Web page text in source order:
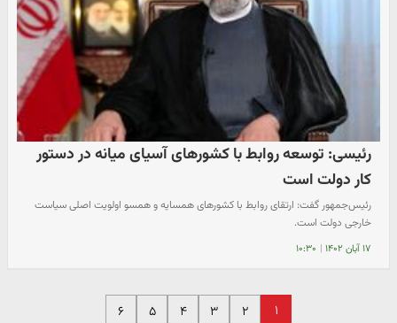
رئیسی: توسعه روابط با کشورهای آسیای میانه در دستور
کار دولت است
رئیس‌جمهور گفت: ارتقای روابط با کشورهای همسایه و همسو اولویت اصلی سیاست
خارجی دولت است.
۱۷ آبان ۱۴۰۲ | ۱۰:۳۰
۱ ۲ ۳ ۴ ۵ ۶